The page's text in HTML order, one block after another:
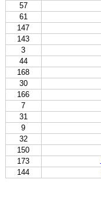
57
61
147
143
3
44
168
30
166
7
31
9
32
150
173
144